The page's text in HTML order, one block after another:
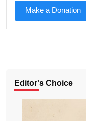
Make a Donation
Editor's Choice